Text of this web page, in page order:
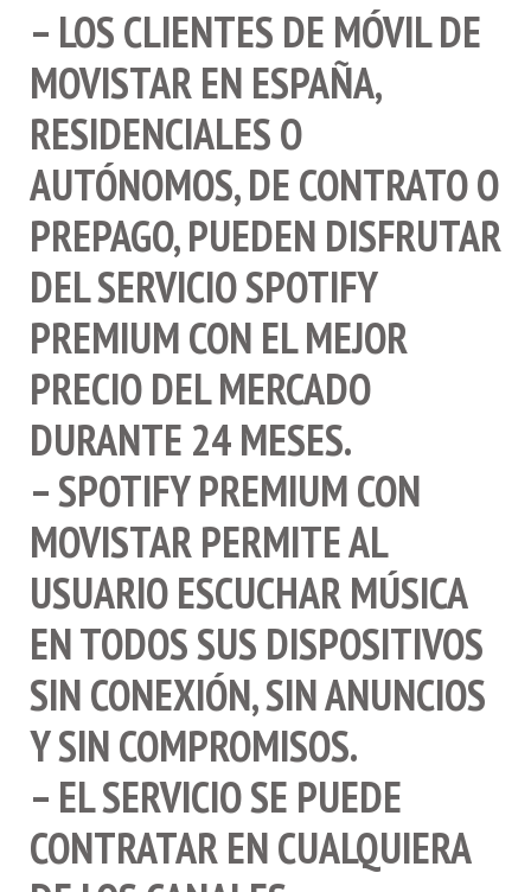
– LOS CLIENTES DE MÓVIL DE
MOVISTAR EN ESPAÑA,
RESIDENCIALES O
AUTÓNOMOS, DE CONTRATO O
PREPAGO, PUEDEN DISFRUTAR
DEL SERVICIO SPOTIFY
PREMIUM CON EL MEJOR
PRECIO DEL MERCADO
DURANTE 24 MESES.
– SPOTIFY PREMIUM CON
MOVISTAR PERMITE AL
USUARIO ESCUCHAR MÚSICA
EN TODOS SUS DISPOSITIVOS
SIN CONEXIÓN, SIN ANUNCIOS
Y SIN COMPROMISOS.
– EL SERVICIO SE PUEDE
CONTRATAR EN CUALQUIERA